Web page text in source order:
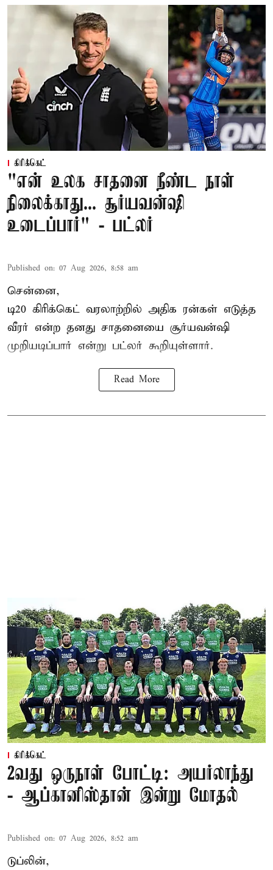
கிரிக்கெட்
"என் உலக சாதனை நீண்ட நாள்
நிலைக்காது... சூர்யவன்ஷி
உடைப்பார்" - பட்லர்
Published on: 07 Aug 2026, 8:58 am
சென்னை,
டி20 கிரிக்கெட் வரலாற்றில் அதிக ரன்கள் எடுத்த
வீரர் என்ற தனது சாதனையை சூர்யவன்ஷி
முறியடிப்பார் என்று பட்லர் கூறியுள்ளார்.
Read More
கிரிக்கெட்
2வது ஒருநாள் போட்டி: அயர்லாந்து
- ஆப்கானிஸ்தான் இன்று மோதல்
Published on: 07 Aug 2026, 8:52 am
டுப்லின்,